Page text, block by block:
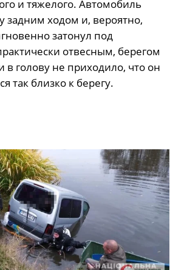
и тяжелого. Автомобиль
задним ходом и, вероятно,
затонул под
отвесным, берегом
в голову не приходило, что он
так близко к берегу.